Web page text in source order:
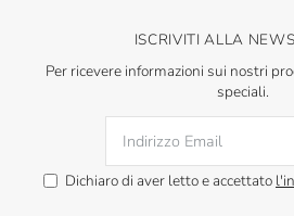
ISCRIVITI ALLA
Per ricevere informazioni sui nostri
speciali.
Dichiaro di aver letto e accettato